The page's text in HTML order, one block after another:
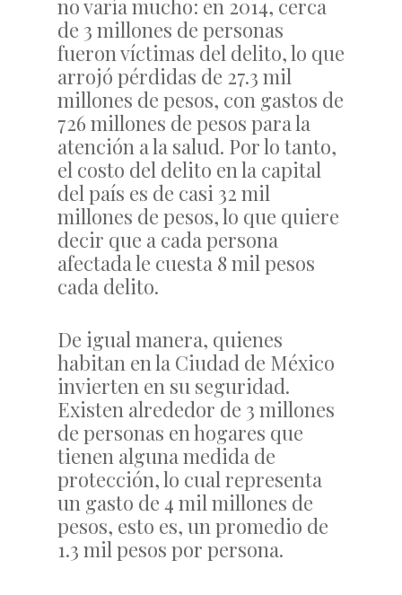
no varía mucho: en 2014, cerca
de 3 millones de personas
fueron víctimas del delito, lo que
arrojó pérdidas de 27.3 mil
millones de pesos, con gastos de
726 millones de pesos para la
atención a la salud. Por lo tanto,
el costo del delito en la capital
del país es de casi 32 mil
millones de pesos, lo que quiere
decir que a cada persona
afectada le cuesta 8 mil pesos
cada delito.
De igual manera, quienes
habitan en la Ciudad de México
invierten en su seguridad.
Existen alrededor de 3 millones
de personas en hogares que
tienen alguna medida de
protección, lo cual representa
un gasto de 4 mil millones de
pesos, esto es, un promedio de
1.3 mil pesos por persona.